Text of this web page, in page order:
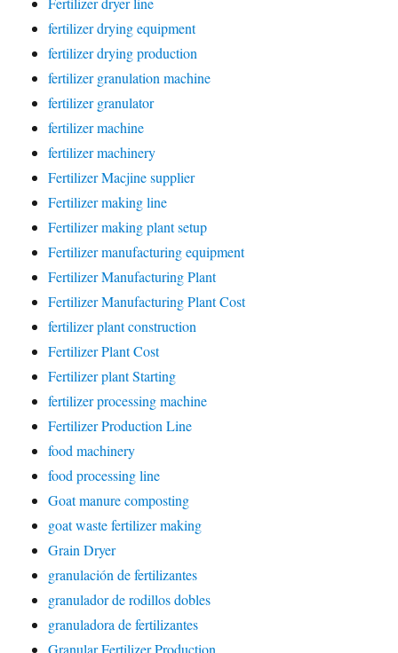
fertilizer drying equipment
fertilizer drying production
fertilizer granulation machine
fertilizer granulator
fertilizer machine
fertilizer machinery
Fertilizer Macjine supplier
Fertilizer making line
Fertilizer making plant setup
Fertilizer manufacturing equipment
Fertilizer Manufacturing Plant
Fertilizer Manufacturing Plant Cost
fertilizer plant construction
Fertilizer Plant Cost
Fertilizer plant Starting
fertilizer processing machine
Fertilizer Production Line
food machinery
food processing line
Goat manure composting
goat waste fertilizer making
Grain Dryer
granulación de fertilizantes
granulador de rodillos dobles
granuladora de fertilizantes
Granular Fertilizer Production